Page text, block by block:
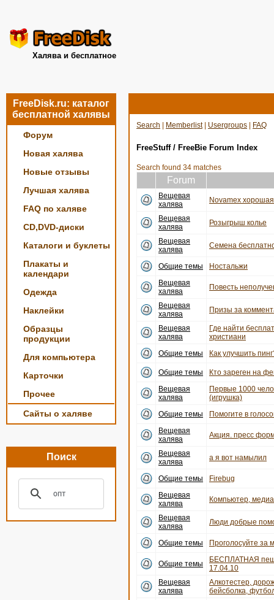
Халява и бесплатное
FreeDisk.ru: каталог
бесплатной халявы
Форум
Новая халява
Новые отзывы
Лучшая халява
FAQ по халяве
CD,DVD-диски
Каталоги и буклеты
Плакаты и
календари
Одежда
Наклейки
Образцы
продукции
Для компьютера
Карточки
Прочее
Сайты о халяве
Поиск
Search Memberlist| Usergroups FAQ
FreeStuff / FreeBie Forum Index
Search found 34 matches
Forum
Вещевая
халява
Novamex
Вещевая
халява
Розыгрыш колье
Вещевая
халява
Семена
Общие темы
Ностальжи
Вещевая
халява
Повесть
Вещевая
халява
Призы за
Вещевая
халява
Где найти
христиани
Общие темы
Как улучшить
Общие темы
Кто зареген на
Вещевая
халява
Первые 1000
(игрушка)
Общие темы
Помогите в
Вещевая
халява
Акция. пресс
Вещевая
халява
а я вот намылил
Общие темы
Firebug
Вещевая
халява
Компьютер,
Вещевая
халява
Люди добрые
Общие темы Проголосуйте за
Общие темы
БЕСПЛАТНАЯ
17.04.10
Вещевая
халява
Алкотестер,
бейсболка,